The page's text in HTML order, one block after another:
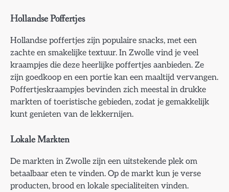
Hollandse Poffertjes
Hollandse poffertjes zijn populaire snacks, met een
zachte en smakelijke textuur. In Zwolle vind je veel
kraampjes die deze heerlijke poffertjes aanbieden. Ze
zijn goedkoop en een portie kan een maaltijd vervangen.
Poffertjeskraampjes bevinden zich meestal in drukke
markten of toeristische gebieden, zodat je gemakkelijk
kunt genieten van de lekkernijen.
Lokale Markten
De markten in Zwolle zijn een uitstekende plek om
betaalbaar eten te vinden. Op de markt kun je verse
producten, brood en lokale specialiteiten vinden.